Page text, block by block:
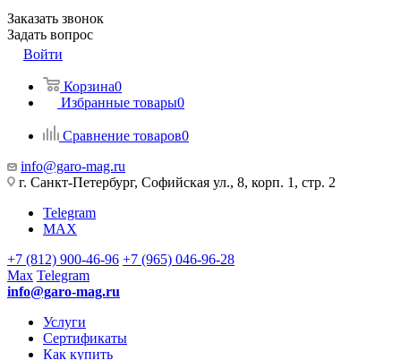
Заказать звонок
Задать вопрос
Войти
Корзина0
Избранные товары0
Сравнение товаров0
info@garo-mag.ru
г. Санкт-Петербург, Софийская ул., 8, корп. 1, стр. 2
Telegram
MAX
+7 (812) 900-46-96 +7 (965) 046-96-28
Max Telegram
info@garo-mag.ru
Услуги
Сертификаты
Как купить